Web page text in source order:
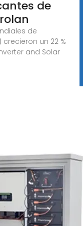
de
de
un 22 %
and Solar